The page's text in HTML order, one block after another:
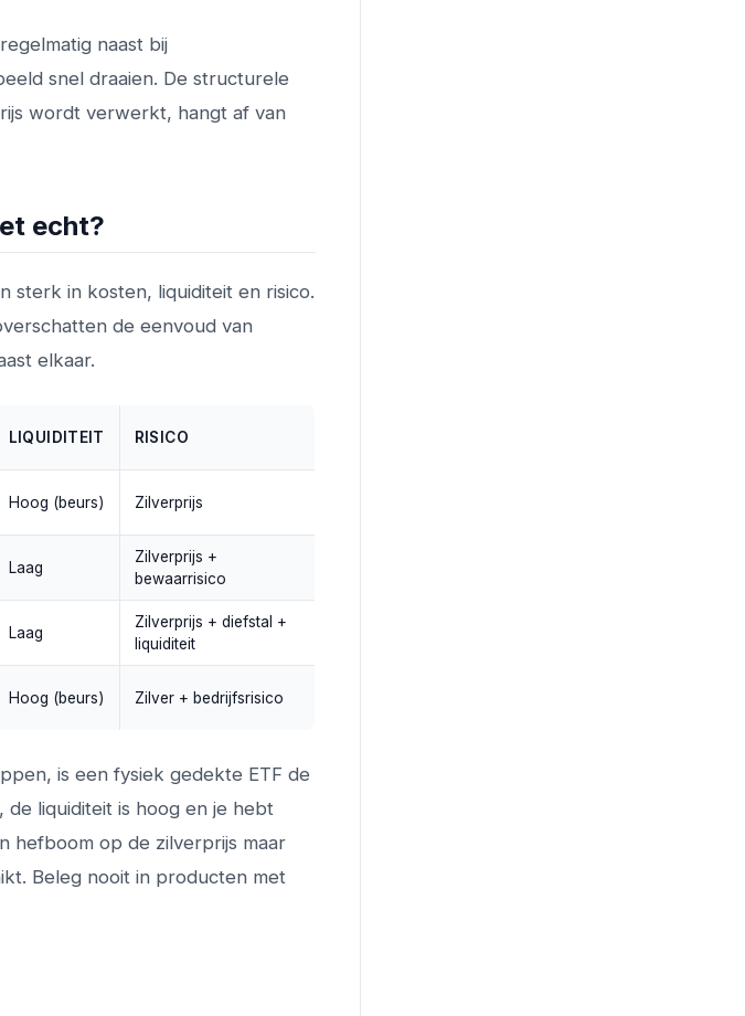
naast bij
snel draaien. De structurele
wordt verwerkt, hangt af van
echt?
sterk in kosten, liquiditeit en risico.
de eenvoud van
elkaar.
LIQUIDITEIT RISICO
Hoog (beurs) Zilverprijs
Laag
Zilverprijs +
bewaarrisico
Laag
Zilverprijs + diefstal +
liquiditeit
Hoog (beurs) Zilver + bedrijfsrisico
is een fysiek gedekte ETF de
liquiditeit is hoog en je hebt
hefboom op de zilverprijs maar
Beleg nooit in producten met